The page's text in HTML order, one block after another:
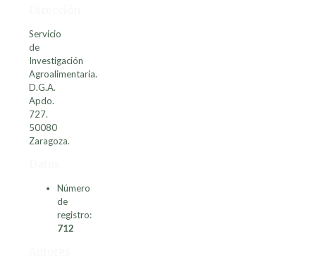
Servicio
de
Investigación
Agroalimentaria.
D.G.A.
Apdo.
727.
50080
Zaragoza.
Número
de
registro:
712